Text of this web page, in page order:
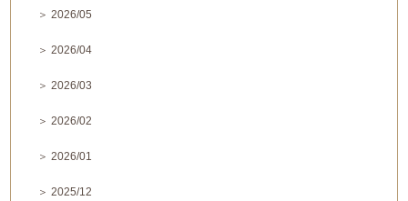
＞ 2026/05
＞ 2026/04
＞ 2026/03
＞ 2026/02
＞ 2026/01
＞ 2025/12